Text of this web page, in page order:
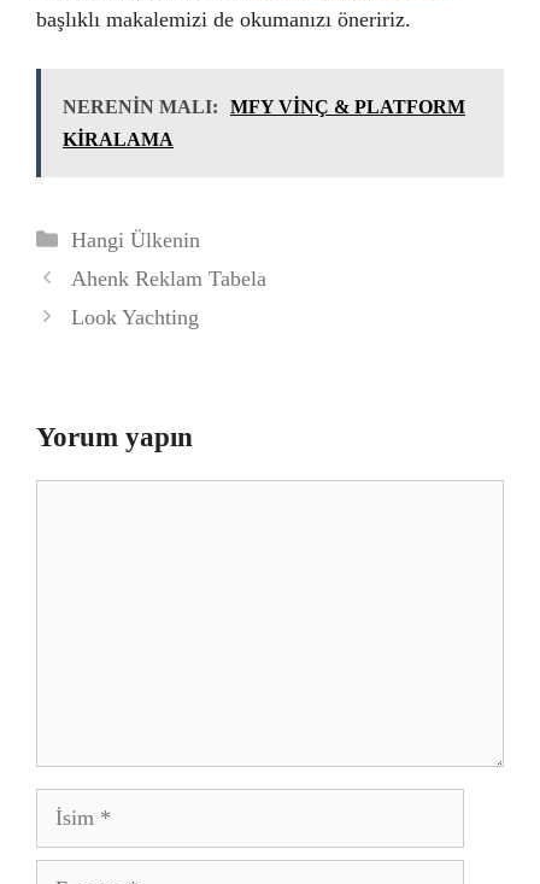
başlıklı makalemizi de okumanızı öneririz.
NERENİN MALI:
MFY VİNÇ & PLATFORM
KİRALAMA
Kategoriler
Hangi Ülkenin
Ahenk Reklam Tabela
Look Yachting
Yorum yapın
İsim